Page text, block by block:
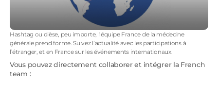
Hashtag ou dièse, peu importe, l’équipe France de la médecine
générale prend forme. Suivez l’actualité avec les participations à
l’étranger, et en France sur les événements internationaux.
Vous pouvez directement collaborer et intégrer la French
team :